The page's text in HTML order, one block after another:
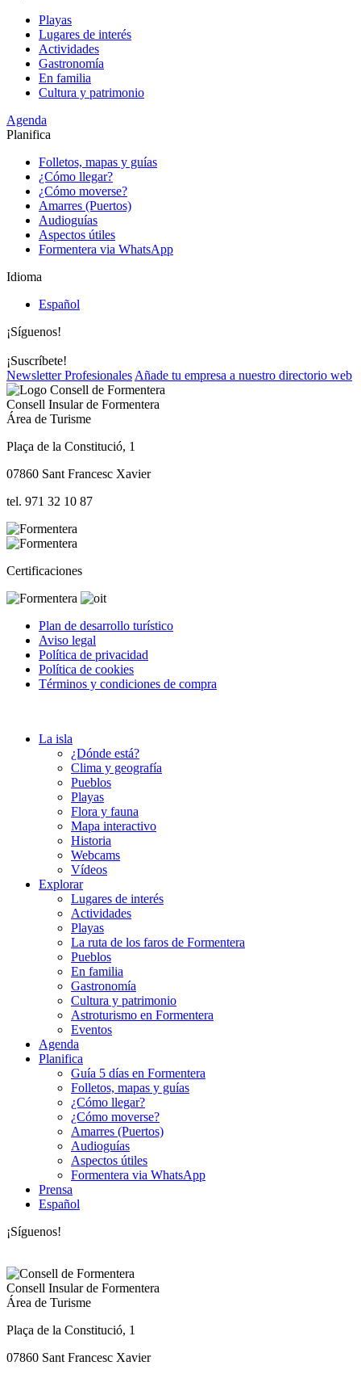
Playas
Lugares de interés
Actividades
Gastronomía
En familia
Cultura y patrimonio
Agenda
Planifica
Folletos, mapas y guías
¿Cómo llegar?
¿Cómo moverse?
Amarres (Puertos)
Audioguías
Aspectos útiles
Formentera via WhatsApp
Idioma
Español
¡Síguenos!
¡Suscríbete!
Newsletter Profesionales Añade tu empresa a nuestro directorio web
Consell Insular de Formentera
Área de Turisme
Plaça de la Constitució, 1
07860 Sant Francesc Xavier
tel. 971 32 10 87
Certificaciones
Plan de desarrollo turístico
Aviso legal
Política de privacidad
Política de cookies
Términos y condiciones de compra
La isla
¿Dónde está?
Clima y geografía
Pueblos
Playas
Flora y fauna
Mapa interactivo
Historia
Webcams
Vídeos
Explorar
Lugares de interés
Actividades
Playas
La ruta de los faros de Formentera
Pueblos
En familia
Gastronomía
Cultura y patrimonio
Astroturismo en Formentera
Eventos
Agenda
Planifica
Guía 5 días en Formentera
Folletos, mapas y guías
¿Cómo llegar?
¿Cómo moverse?
Amarres (Puertos)
Audioguías
Aspectos útiles
Formentera via WhatsApp
Prensa
Español
¡Síguenos!
Consell Insular de Formentera
Área de Turisme
Plaça de la Constitució, 1
07860 Sant Francesc Xavier